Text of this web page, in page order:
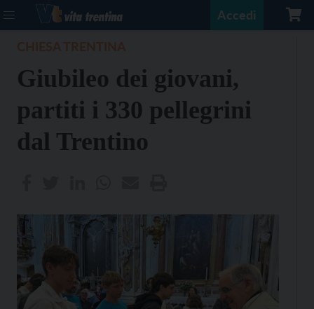
Accedi
Giubileo dei giovani,
partiti i 330 pellegrini
dal Trentino